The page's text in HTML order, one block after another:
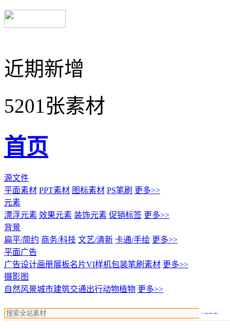
近期新增
5201张素材
首页
源文件
平面素材 PPT素材 图标素材 PS笔刷 更多>>
元素
漂浮元素 效果元素 装饰元素 促销标签 更多>>
背景
扁平/简约 商务/科技 文艺/清新 卡通/手绘 更多>>
平面广告
广告设计画册展板名片VI样机包装笔刷素材 更多>>
摄影图
自然风景城市建筑交通出行动物植物 更多>>